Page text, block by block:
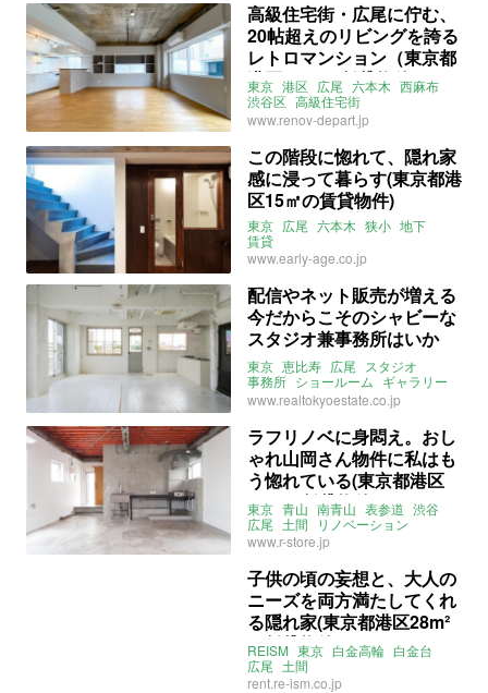
高級住宅街・広尾に佇む、
20帖超えのリビングを誇る
レトロマンション（東京都
港区 54㎡の賃貸物件）
東京 港区 広尾 六本木 西麻布
渋谷区 高級住宅街
リノベマンション 海外ライク
躯体現し 関東 リノベ百貨店
www.renov-depart.jp
この階段に惚れて、隠れ家
感に浸って暮らす(東京都港
区15㎡の賃貸物件)
東京 広尾 六本木 狭小 地下
賃貸
www.early-age.co.jp
配信やネット販売が増える
今だからこそのシャビーな
スタジオ兼事務所はいか
が？(東京都渋谷区208㎡の
賃貸物件)
東京 恵比寿 広尾 スタジオ
事務所 ショールーム ギャラリー
賃貸
www.realtokyoestate.co.jp
ラフリノベに身悶え。おし
ゃれ山岡さん物件に私はも
う惚れている(東京都港区
36㎡の賃貸物件)
東京 青山 南青山 表参道 渋谷
広尾 土間
リノベーション
山岡さん物件
www.r-store.jp
子供の頃の妄想と、大人の
ニーズを両方満たしてくれ
る隠れ家(東京都港区28m²
の賃貸物件)
REISM 東京 白金高輪 白金台
広尾 土間
rent.re-ism.co.jp